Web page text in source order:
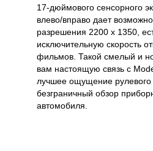
17-дюймового сенсорного
влево/вправо дает
разрешения 2200 х 1350,
исключительную скорость
фильмов. Такой смелый и
вам настоящую связь с
лучшее ощущение рулевого
безграничный обзор
автомобиля.